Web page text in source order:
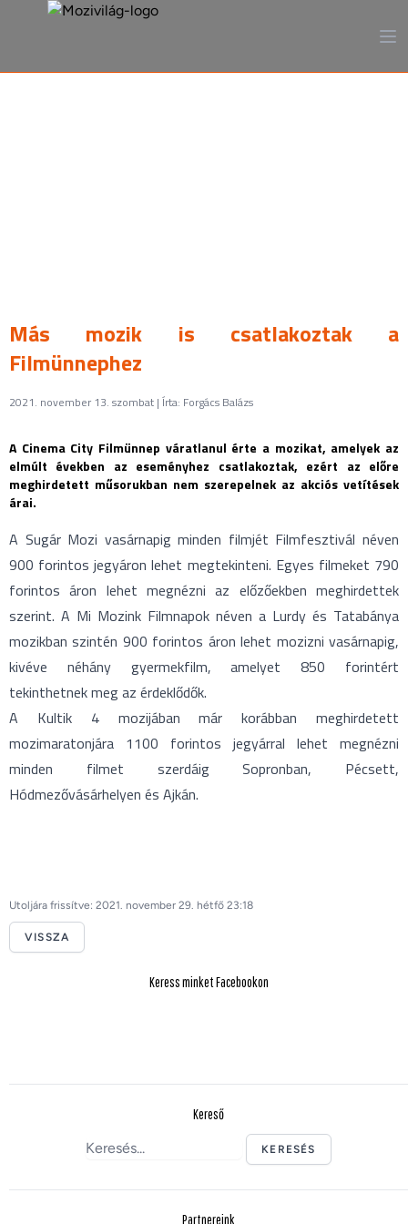
Más mozik is csatlakoztak a
Filmünnephez
2021. november 13. szombat | Írta: Forgács Balázs
A Cinema City Filmünnep váratlanul érte a mozikat, amelyek az
elmúlt években az eseményhez csatlakoztak, ezért az előre
meghirdetett műsorukban nem szerepelnek az akciós vetítések
árai.
A Sugár Mozi vasárnapig minden filmjét Filmfesztivál néven
900 forintos jegyáron lehet megtekinteni. Egyes filmeket 790
forintos áron lehet megnézni az előzőekben meghirdettek
szerint. A Mi Mozink Filmnapok néven a Lurdy és Tatabánya
mozikban szintén 900 forintos áron lehet mozizni vasárnapig,
kivéve néhány gyermekfilm, amelyet 850 forintért
tekinthetnek meg az érdeklődők.
A Kultik 4 mozijában már korábban meghirdetett
mozimaratonjára 1100 forintos jegyárral lehet megnézni
minden filmet szerdáig Sopronban, Pécsett,
Hódmezővásárhelyen és Ajkán.
Utoljára frissítve: 2021. november 29. hétfő 23:18
VISSZA
Keress minket Facebookon
Kereső
KERESÉS
Partnereink